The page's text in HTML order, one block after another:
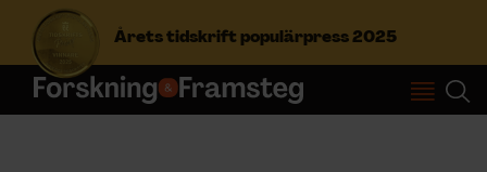
Årets tidskrift populärpress 2025
S